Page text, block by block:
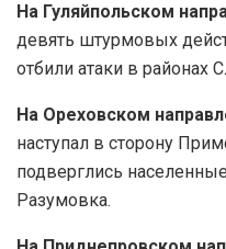
На Гуляйпольском
девять штурмовых
отбили атаки в районах
На Ореховском
наступал в сторону
подверглись
Разумовка.